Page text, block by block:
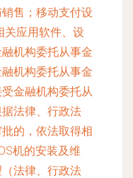
售；移动支付设
关应用软件、设
机构委托从事金
机构委托从事金
金融机构委托从
法律、行政法
的，依法取得相
机的安装及维
法律、行政法